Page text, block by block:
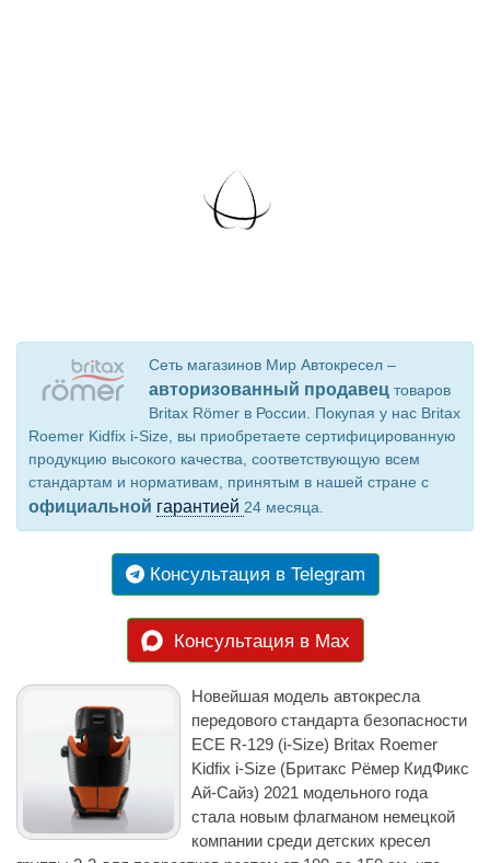
Сеть магазинов Мир Автокресел –
авторизованный продавец товаров
Britax Römer в России. Покупая у нас Britax
Roemer Kidfix i-Size, вы приобретаете сертифицированную
продукцию высокого качества, соответствующую всем
стандартам и нормативам, принятым в нашей стране с
официальной гарантией 24 месяца.
Консультация в Telegram
Консультация в Max
Новейшая модель автокресла
передового стандарта безопасности
ECE R-129 (i-Size) Britax Roemer
Kidfix i-Size (Бритакс Рёмер КидФикс
Ай-Сайз) 2021 модельного года
стала новым флагманом немецкой
компании среди детских кресел